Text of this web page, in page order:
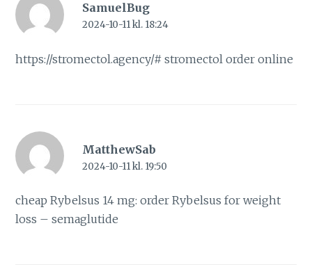
SamuelBug
2024-10-11 kl. 18:24
https://stromectol.agency/# stromectol order online
MatthewSab
2024-10-11 kl. 19:50
cheap Rybelsus 14 mg:order Rybelsus for weight
loss – semaglutide